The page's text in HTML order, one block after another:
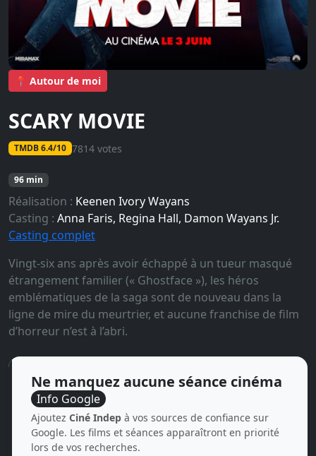
📍 Autour de moi
SCARY MOVIE
TMDB 6.4/10 7814 votes
96 min
Réalisation : Keenen Ivory Wayans
Casting : Anna Faris, Regina Hall, Damon Wayans Jr.
Casting complet
Vingt-six ans après avoir échappé à un tueur masqué
étrangement familier (« Ghostface »), les héros
emblématiques de la saga sont de nouveau dans la
ligne de mire du meurtrier, et aucune franchise de film
d’horreur n’est à l’abri.
Ne manquez aucune séance cinéma
Info Google
Ajoutez Ciné Indep à vos sources de confiance sur
Google. Les films et séances apparaîtront en priorité
lors de vos recherches.